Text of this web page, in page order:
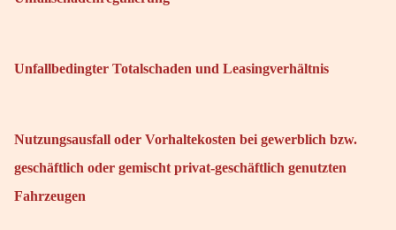
Unfallbedingter Totalschaden und Leasingverhältnis
Nutzungsausfall oder Vorhaltekosten bei gewerblich bzw.
geschäftlich oder gemischt privat-geschäftlich genutzten
Fahrzeugen